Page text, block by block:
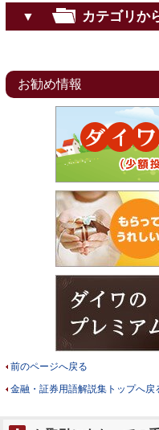
▼ カテゴリか
お勧め情報
前のページへ戻る
金融・証券用語解説集トップへ戻